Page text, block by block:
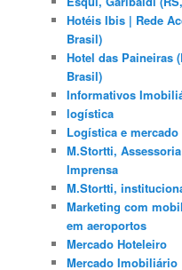
Hotéis Ibis | Rede
Brasil)
Hotel das Paineiras
Brasil)
Informativos
logística
Logística e mercado
M.Stortti,
Imprensa
M.Stortti,
Marketing com
em aeroportos
Mercado Hoteleiro
Mercado Imobiliário